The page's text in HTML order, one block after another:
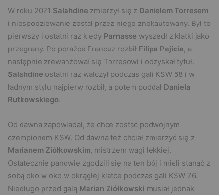
W roku 2021 Salahdine zmierzył się z Danielem Torresem
i niespodziewanie został przez niego znokautowany. Był to
pierwszy i ostatni raz kiedy Parnasse wyszedł z klatki jako
przegrany. Po porażce Francuz rozbił Filipa Pejicia, a
następnie zrewanżował się Torresowi i odzyskał tytuł.
Salahdine ostatni raz walczył podczas gali KSW 68 i w
ładnym stylu najpierw rozbił, a potem poddał Daniela
Rutkowskiego.
Od dawna zapowiadał, że chce zostać podwójnym
czempionem KSW. Od dawna też chciał zmierzyć się z
Marianem Ziółkowskim, mistrzem wagi lekkiej.
Ostatecznie panowie zgodzili się na ten bój i mieli stanąć z
sobą oko w oko w okrągłej klatce podczas gali KSW 76.
Niedługo przed galą Marian Ziółkowski musiał jednak